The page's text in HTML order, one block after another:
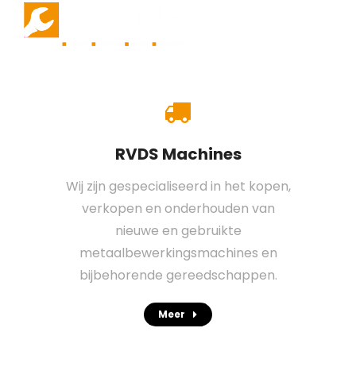
RVDS Machines
Wij zijn gespecialiseerd in het kopen,
verkopen en onderhouden van
nieuwe en gebruikte
metaalbewerkingsmachines en
bijbehorende gereedschappen.
Meer